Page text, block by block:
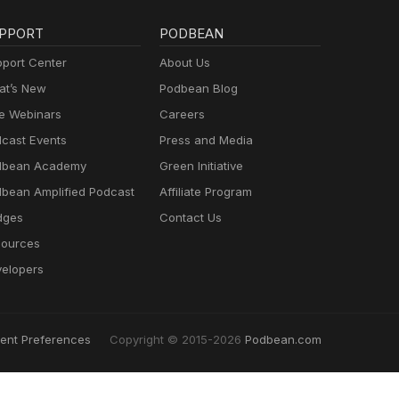
Center
New
Webinars
Events
Academy
Amplified Podcast
PODBEAN
About Us
Podbean Blog
Careers
Press and Media
Green Initiative
Affiliate Program
Contact Us
Preferences Copyright © 2015-2026 Podbean.com